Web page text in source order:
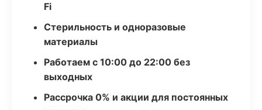
Fi
Стерильность и одноразовые
материалы
Работаем с 10:00 до 22:00 без
выходных
Рассрочка 0% и акции для постоянных